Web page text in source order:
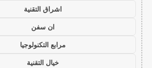
اشراق التقنية
ان سفن
مرابع التكنولوجيا
خيال التقنية